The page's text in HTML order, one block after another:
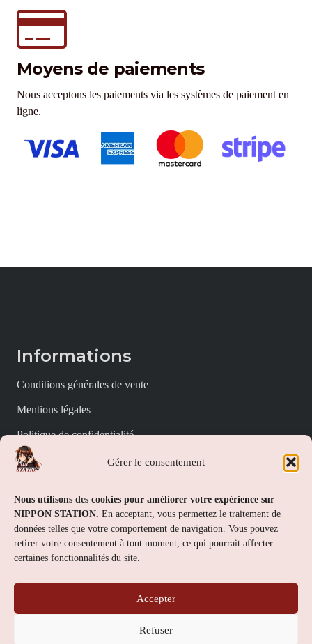
Gérer le consentement
Nous utilisons des cookies pour améliorer votre expérience sur
NIPPON STATION. En acceptant, vous permettez le traitement de
données telles que votre comportement de navigation. Vous pouvez
retirer votre consentement à tout moment, ce qui pourrait affecter
certaines fonctionnalités du site.
Accepter
Refuser
Moyens de paiements
Nous acceptons les paiements via les systèmes de paiement en
ligne.
Informations
Conditions générales de vente
Mentions légales
Politique de confidentialité
Politique de cookies (UE)
Nippon Station
À propos
FAQs
Contact